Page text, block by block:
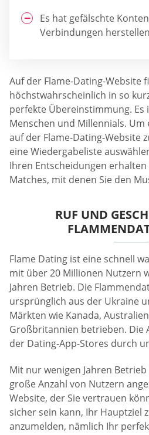
Es hat gefälschte
Verbindungen
Auf der Flame-Dating-Website
höchstwahrscheinlich in so
perfekte Übereinstimmung. Es
Menschen und Millennials.
auf der Flame-Dating-Website
eine Wiedergabeliste
Ihren Entscheidungen erhalten
Matches, mit denen Sie den
RUF UND
Flame Dating ist eine schnell
mit über 20 Millionen Nutzern
Jahren Betrieb. Die
ursprünglich aus der Ukraine
Märkten wie Kanada,
Großbritannien betrieben. Die
der Dating-App-Stores durch
Mit nur wenigen Jahren
große Anzahl von Nutzern
Website, der Sie vertrauen
sicher sein kann, Ihr Hauptziel
anzumelden, nämlich Ihr